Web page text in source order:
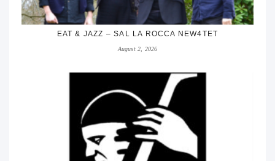
EAT & JAZZ – SAL LA ROCCA NEW4TET
August 2, 2026